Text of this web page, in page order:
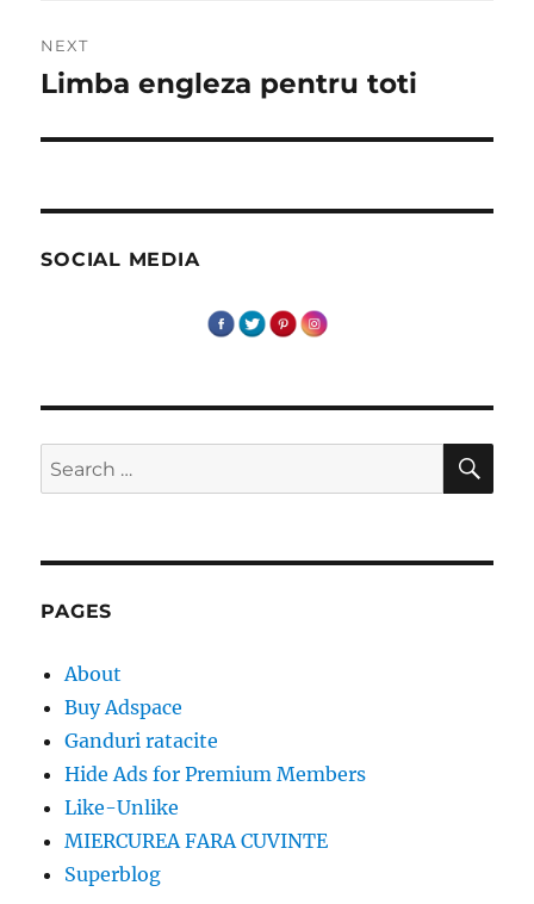
NEXT
Next
Limba engleza pentru toti
SOCIAL MEDIA
Search
for:
PAGES
About
Buy Adspace
Ganduri ratacite
Hide Ads for Premium Members
Like-Unlike
MIERCUREA FARA CUVINTE
Superblog